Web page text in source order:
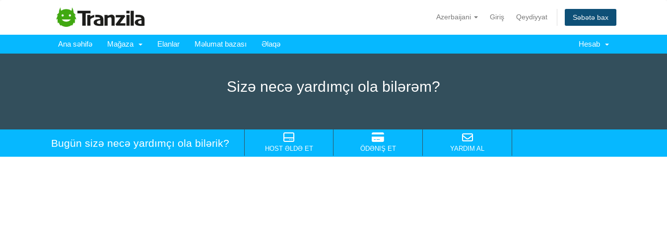
Azerbaijani Giriş Qeydiyyat Səbətə bax
Ana səhifə Mağaza Elanlar Məlumat bazası Əlaqə Hesab
Sizə necə yardımçı ola bilərəm?
Bugün sizə necə yardımçı ola bilərik? HOST ƏLDƏ ET ÖDƏNIŞ ET YARDIM AL